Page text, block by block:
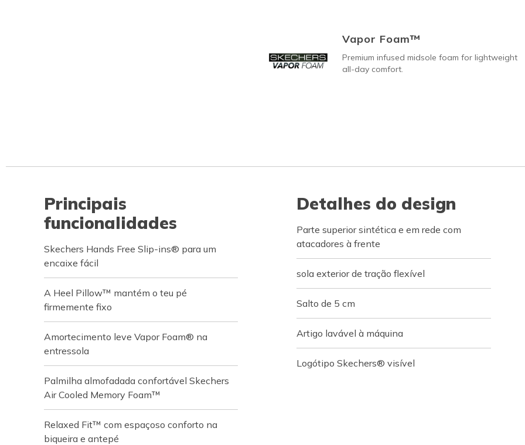
Vapor Foam™
Premium infused midsole foam for lightweight
all-day comfort.
Principais
funcionalidades
Skechers Hands Free Slip-ins® para um
encaixe fácil
A Heel Pillow™ mantém o teu pé
firmemente fixo
Amortecimento leve Vapor Foam® na
entressola
Palmilha almofadada confortável Skechers
Air Cooled Memory Foam™
Relaxed Fit™ com espaçoso conforto na
biqueira e antepé
Detalhes do design
Parte superior sintética e em rede com
atacadores à frente
sola exterior de tração flexível
Salto de 5 cm
Artigo lavável à máquina
Logótipo Skechers® visível